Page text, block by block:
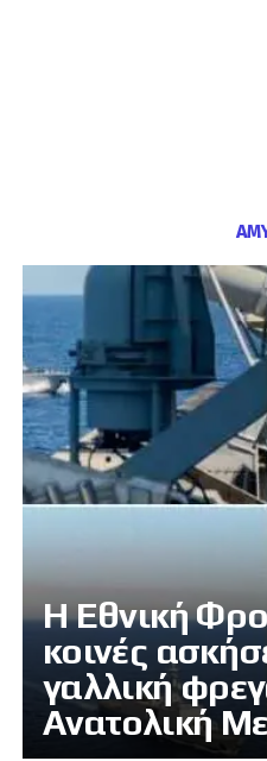
Η Εθνική
κοινές
γαλλική
Ανατολική